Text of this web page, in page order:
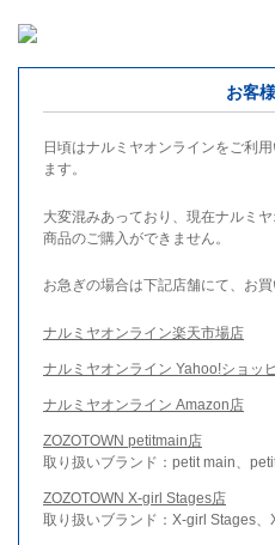
お客
日頃はナルミヤオンラインをご利
ます。
大変混みあっており、現在ナルミ
商品のご購入ができません。
お急ぎの場合は下記店舗にて、お買
ナルミヤオンライン楽天市場店
ナルミヤオンライン Yahoo!ショッ
ナルミヤオンライン Amazon店
ZOZOTOWN petitmain店
取り扱いブランド：petit main、
ZOZOTOWN X-girl Stages店
取り扱いブランド：X-girl Stages、